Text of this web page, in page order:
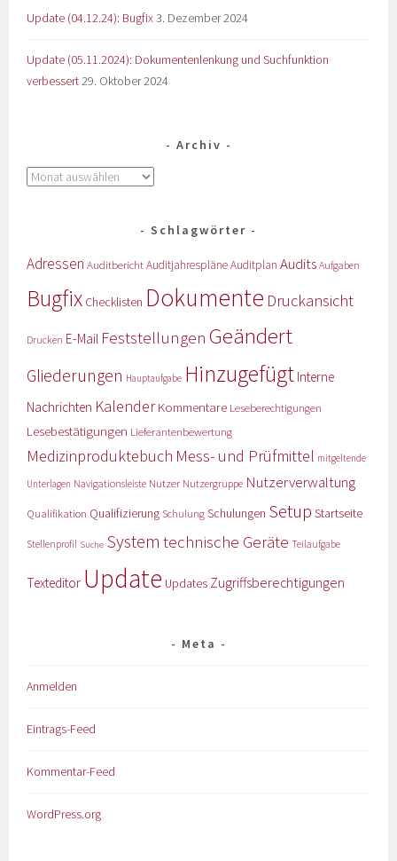
Update (04.12.24): Bugfix 3. Dezember 2024
Update (05.11.2024): Dokumentenlenkung und Suchfunktion
verbessert29. Oktober 2024
Archiv
Schlagwörter
Adressen AuditberichtAuditjahrespläneAuditplan Audits Aufgaben
Bugfix Checklisten Dokumente Druckansicht
Drucken E-Mail Feststellungen Geändert
Gliederungen Hauptaufgabe Hinzugefügt Interne
Nachrichten KalenderKommentare Leseberechtigungen
Lesebestätigungen Lieferantenbewertung
Medizinproduktebuch Mess- und Prüfmittel mitgeltende
Unterlagen Navigationsleiste Nutzer Nutzergruppe Nutzerverwaltung
Qualifikation Qualifizierung Schulung Schulungen Setup Startseite
Stellenprofil Suche System technische Geräte Teilaufgabe
Texteditor Update Updates Zugriffsberechtigungen
Meta
Anmelden
Eintrags-Feed
Kommentar-Feed
WordPress.org